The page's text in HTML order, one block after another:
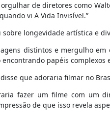
orgulhar de diretores como
vi A Vida Invisível.”
sobre longevidade artística e
distintos e mergulho
papéis complexos
que adoraria filmar no
fazer um filme com um
de que isso revela